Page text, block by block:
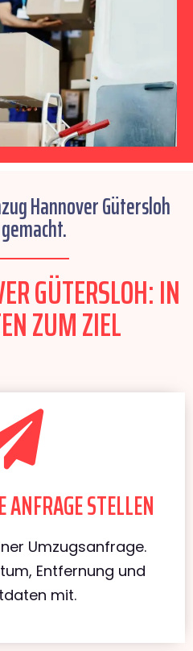
Hannover Gütersloh
GÜTERSLOH: IN
ZUM ZIEL
STELLEN
Umzugsanfrage.
Entfernung und
mit.